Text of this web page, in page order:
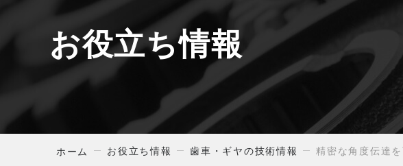
お役立ち情報
ホーム お役立ち情報 歯車・ギヤの技術情報 精密な角度伝達